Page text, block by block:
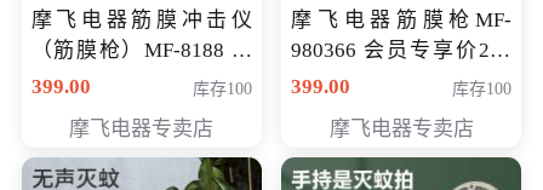
摩飞电器筋膜冲击仪
（筋膜枪）MF-8188 会
员专享价268元
399.00 库存100
摩飞电器专卖店
摩飞电器筋膜枪MF-
980366 会员专享价299
元
399.00 库存100
摩飞电器专卖店